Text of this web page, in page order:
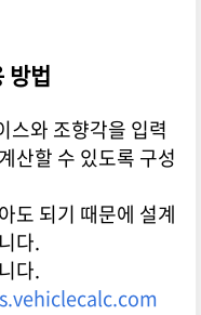
방법
스와 조향각을 입력
산할 수 있도록 구성
도 되기 때문에 설계
다.
다.